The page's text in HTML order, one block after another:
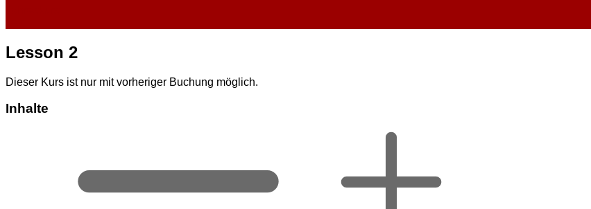
Lesson 2
Dieser Kurs ist nur mit vorheriger Buchung möglich.
Inhalte